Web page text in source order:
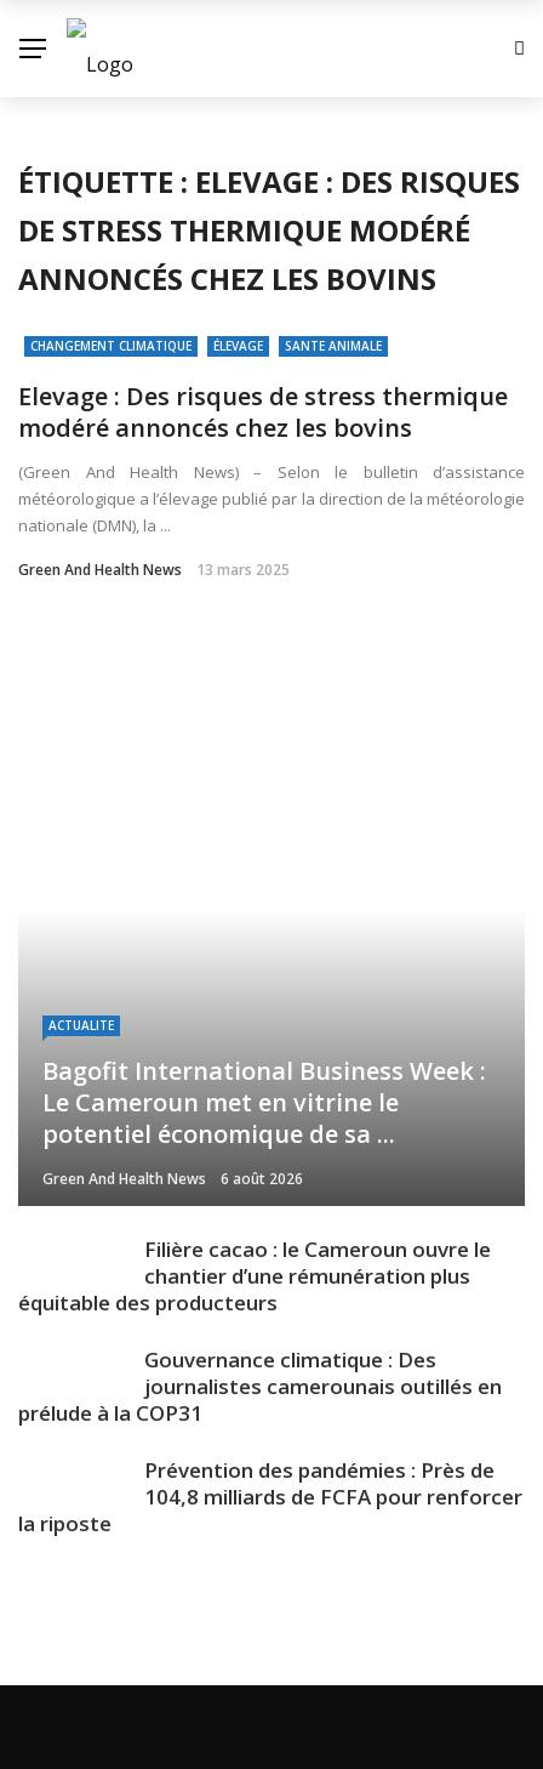
ÉTIQUETTE : ELEVAGE : DES RISQUES
DE STRESS THERMIQUE MODÉRÉ
ANNONCÉS CHEZ LES BOVINS
CHANGEMENT CLIMATIQUE ÉLEVAGE SANTE ANIMALE
Elevage : Des risques de stress thermique
modéré annoncés chez les bovins
(Green And Health News) – Selon le bulletin d’assistance
météorologique a l’élevage publié par la direction de la météorologie
nationale (DMN), la ...
Green And Health News 13 mars 2025
ACTUALITE
Bagofit International Business Week :
Le Cameroun met en vitrine le
potentiel économique de sa ...
Green And Health News 6 août 2026
Filière cacao : le Cameroun ouvre le
chantier d’une rémunération plus
équitable des producteurs
Gouvernance climatique : Des
journalistes camerounais outillés en
prélude à la COP31
Prévention des pandémies : Près de
104,8 milliards de FCFA pour renforcer
la riposte